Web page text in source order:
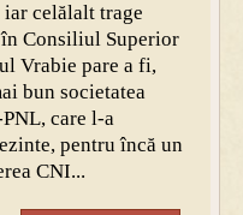
celălalt trage
Consiliul Superior
Vrabie pare a fi,
bun societatea
care l-a
pentru încă un
CNI...